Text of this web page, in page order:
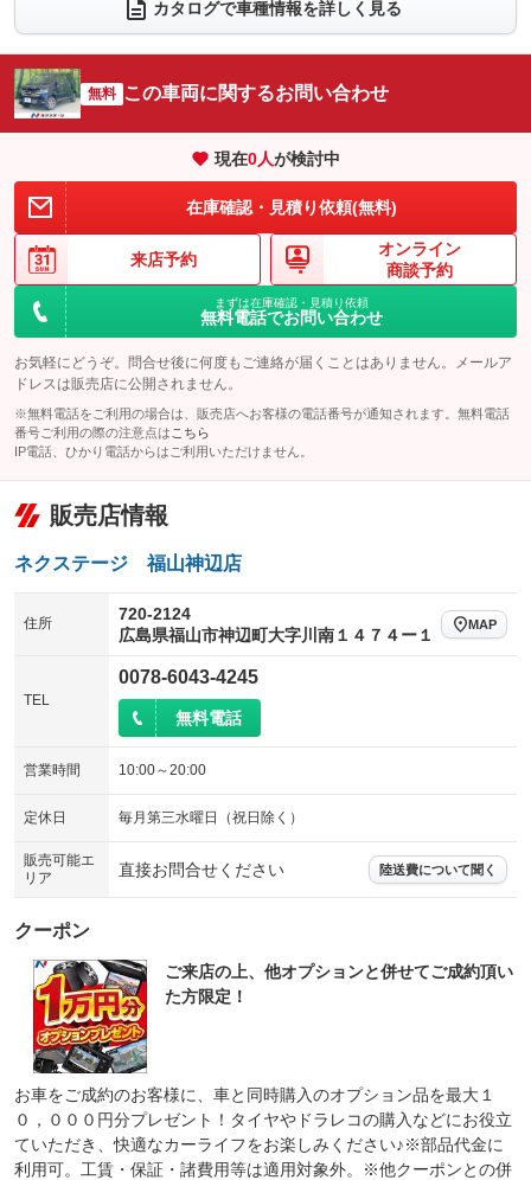
：装備あり
：装備なし ：装備あり
サイドカメラ
：装備あり ルーフレール
：装備なし
：装備なし
：装備なし
カタログで車種情報を詳しく見る
無料 この車両に関するお問い合わせ
現在0人が検討中
在庫確認・見積り依頼(無料)
来店予約
オンライン
商談予約
まずは在庫確認・見積り依頼
無料電話でお問い合わせ
お気軽にどうぞ。問合せ後に何度もご連絡が届くことはありません。メールア
ドレスは販売店に公開されません。
※無料電話をご利用の場合は、販売店へお客様の電話番号が通知されます。無料電話
番号ご利用の際の注意点は こちら
IP電話、ひかり電話からはご利用いただけません。
販売店情報
ネクステージ 福山神辺店
住所
720-2124
広島県福山市神辺町大字川南１４７４ー１
MAP
TEL
0078-6043-4245
無料電話
営業時間 10:00～20:00
定休日 毎月第三水曜日（祝日除く）
販売可能エ
リア
直接お問合せください 陸送費について聞く
クーポン
ご来店の上、他オプションと併せてご成約頂い
た方限定！
お車をご成約のお客様に、車と同時購入のオプション品を最大１
０，０００円分プレゼント！タイヤやドラレコの購入などにお役立
ていただき、快適なカーライフをお楽しみください♪※部品代金に
利用可。工賃・保証・諸費用等は適用対象外。※他クーポンとの併